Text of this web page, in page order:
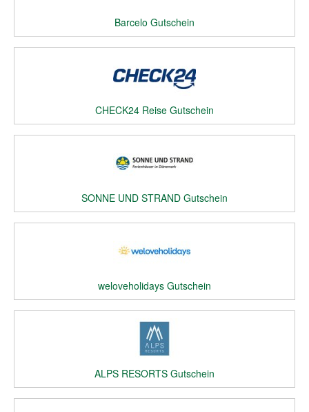
Barcelo Gutschein
CHECK24 Reise Gutschein
SONNE UND STRAND Gutschein
weloveholidays Gutschein
ALPS RESORTS Gutschein